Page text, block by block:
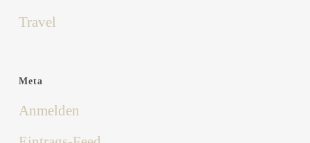
Travel
Meta
Anmelden